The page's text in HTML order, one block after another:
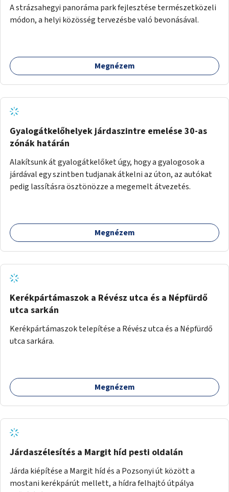
A strázsahegyi panoráma park fejlesztése természetközeli
módon, a helyi közösség tervezésbe való bevonásával.
Megnézem
Gyalogátkelőhelyek járdaszintre emelése 30-as
zónák határán
Alakítsunk át gyalogátkelőket úgy, hogy a gyalogosok a
járdával egy szintben tudjanak átkelni az úton, az autókat
pedig lassításra ösztönözze a megemelt átvezetés.
Megnézem
Kerékpártámaszok a Révész utca és a Népfürdő
utca sarkán
Kerékpártámaszok telepítése a Révész utca és a Népfürdő
utca sarkára.
Megnézem
Járdaszélesítés a Margit híd pesti oldalán
Járda kiépítése a Margit híd és a Pozsonyi út között a
mostani kerékpárút mellett, a hídra felhajtó útpálya